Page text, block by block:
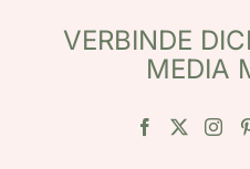
VERBINDE
MEDIA